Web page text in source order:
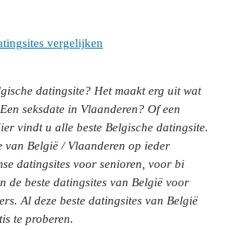
vergelijken
datingsite? Het maakt erg uit wat
seksdate in Vlaanderen? Of een
vindt u alle beste Belgische datingsite.
van België / Vlaanderen op ieder
datingsites voor senioren, voor bi
de beste datingsites van België voor
Al deze beste datingsites van België
te proberen.